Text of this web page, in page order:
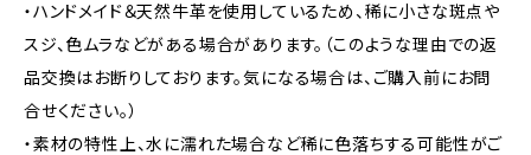
・ハンドメイド＆天然牛革を使用しているため、稀に小さな斑点や
スジ、色ムラなどがある場合があります。（このような理由での返
品交換はお断りしております。気になる場合は、ご購入前にお問
合せください。）
・素材の特性上、水に濡れた場合など稀に色落ちする可能性がご